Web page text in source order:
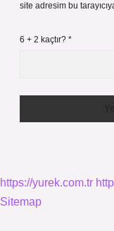
site adresim bu
6 + 2 kaçtır? *
https://yurek.com.tr
Sitemap